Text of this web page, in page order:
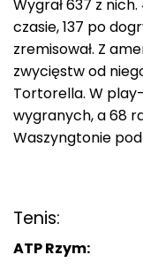
Wygrał 637 z
czasie, 137 po
zremisował. Z
zwycięstw od
Tortorella. W
wygranych, a 68
Waszyngtonie
Tenis:
ATP Rzym: